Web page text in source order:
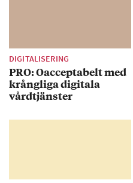
DIGITALISERING
PRO: Oacceptabelt med
krångliga digitala
vårdtjänster